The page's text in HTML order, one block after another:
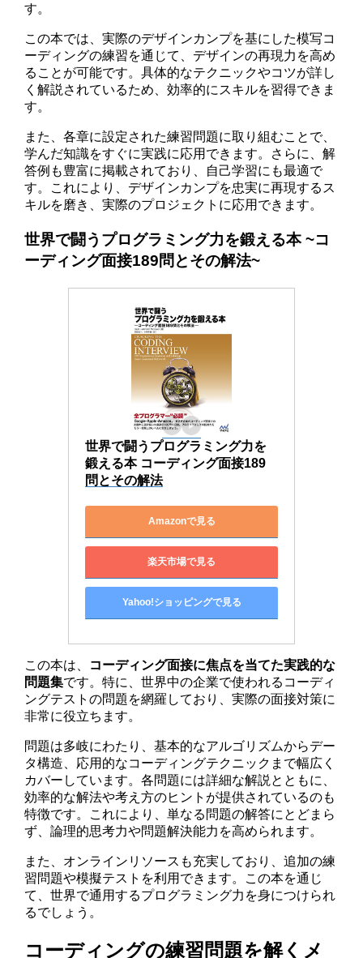
す。
この本では、実際のデザインカンプを基にした模写コ
ーディングの練習を通じて、デザインの再現力を高め
ることが可能です。具体的なテクニックやコツが詳し
く解説されているため、効率的にスキルを習得できま
す。
また、各章に設定された練習問題に取り組むことで、
学んだ知識をすぐに実践に応用できます。さらに、解
答例も豊富に掲載されており、自己学習にも最適で
す。これにより、デザインカンプを忠実に再現するス
キルを磨き、実際のプロジェクトに応用できます。
世界で闘うプログラミング力を鍛える本 ~コ
ーディング面接189問とその解法~
世界で闘うプログラミング力を
鍛える本 コーディング面接189
問とその解法
Amazonで見る
楽天市場で見る
Yahoo!ショッピングで見る
この本は、 コーディング面接に焦点を当てた実践的な
問題集です。特に、世界中の企業で使われるコーディ
ングテストの問題を網羅しており、実際の面接対策に
非常に役立ちます。
問題は多岐にわたり、基本的なアルゴリズムからデー
タ構造、応用的なコーディングテクニックまで幅広く
カバーしています。各問題には詳細な解説とともに、
効率的な解法や考え方のヒントが提供されているのも
特徴です。これにより、単なる問題の解答にとどまら
ず、論理的思考力や問題解決能力を高められます。
また、オンラインリソースも充実しており、追加の練
習問題や模擬テストを利用できます。この本を通じ
て、世界で通用するプログラミング力を身につけられ
るでしょう。
コーディングの練習問題を解くメ